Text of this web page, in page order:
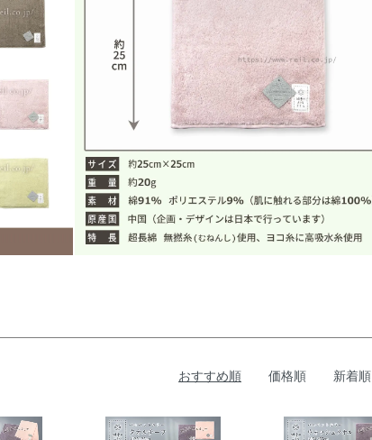
おすすめ順 価格順 新着順